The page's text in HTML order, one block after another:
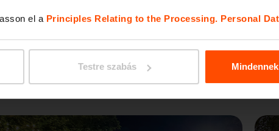
el a Principles Relating to the Processing. Personal
Testre szabás